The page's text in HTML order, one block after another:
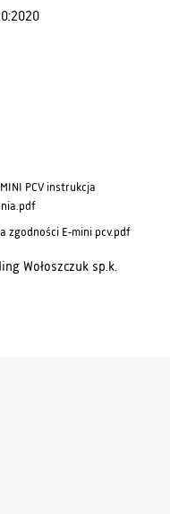
PCV instrukcja
zgodności E-mini pcv.pdf
Wołoszczuk sp.k.